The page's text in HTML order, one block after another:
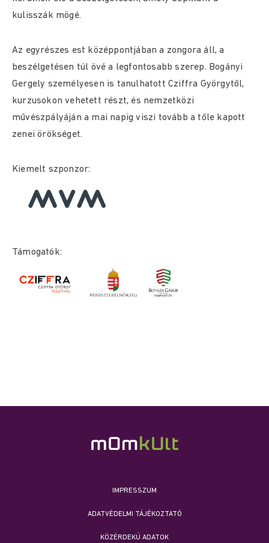
kulisszák mögé.
Az egyrészes est középpontjában a zongora áll, a
beszélgetésen túl övé a legfontosabb szerep. Bogányi
Gergely személyesen is tanulhatott Cziffra Györgytől,
kurzusokon vehetett részt, és nemzetközi
művészpályáján a mai napig viszi tovább a tőle kapott
zenei örökséget.
Kiemelt szponzor:
Támogatók:
IMPRESSZUM
ADATVÉDELMI TÁJÉKOZTATÓ
KÖZÉRDEKŰ ADATOK